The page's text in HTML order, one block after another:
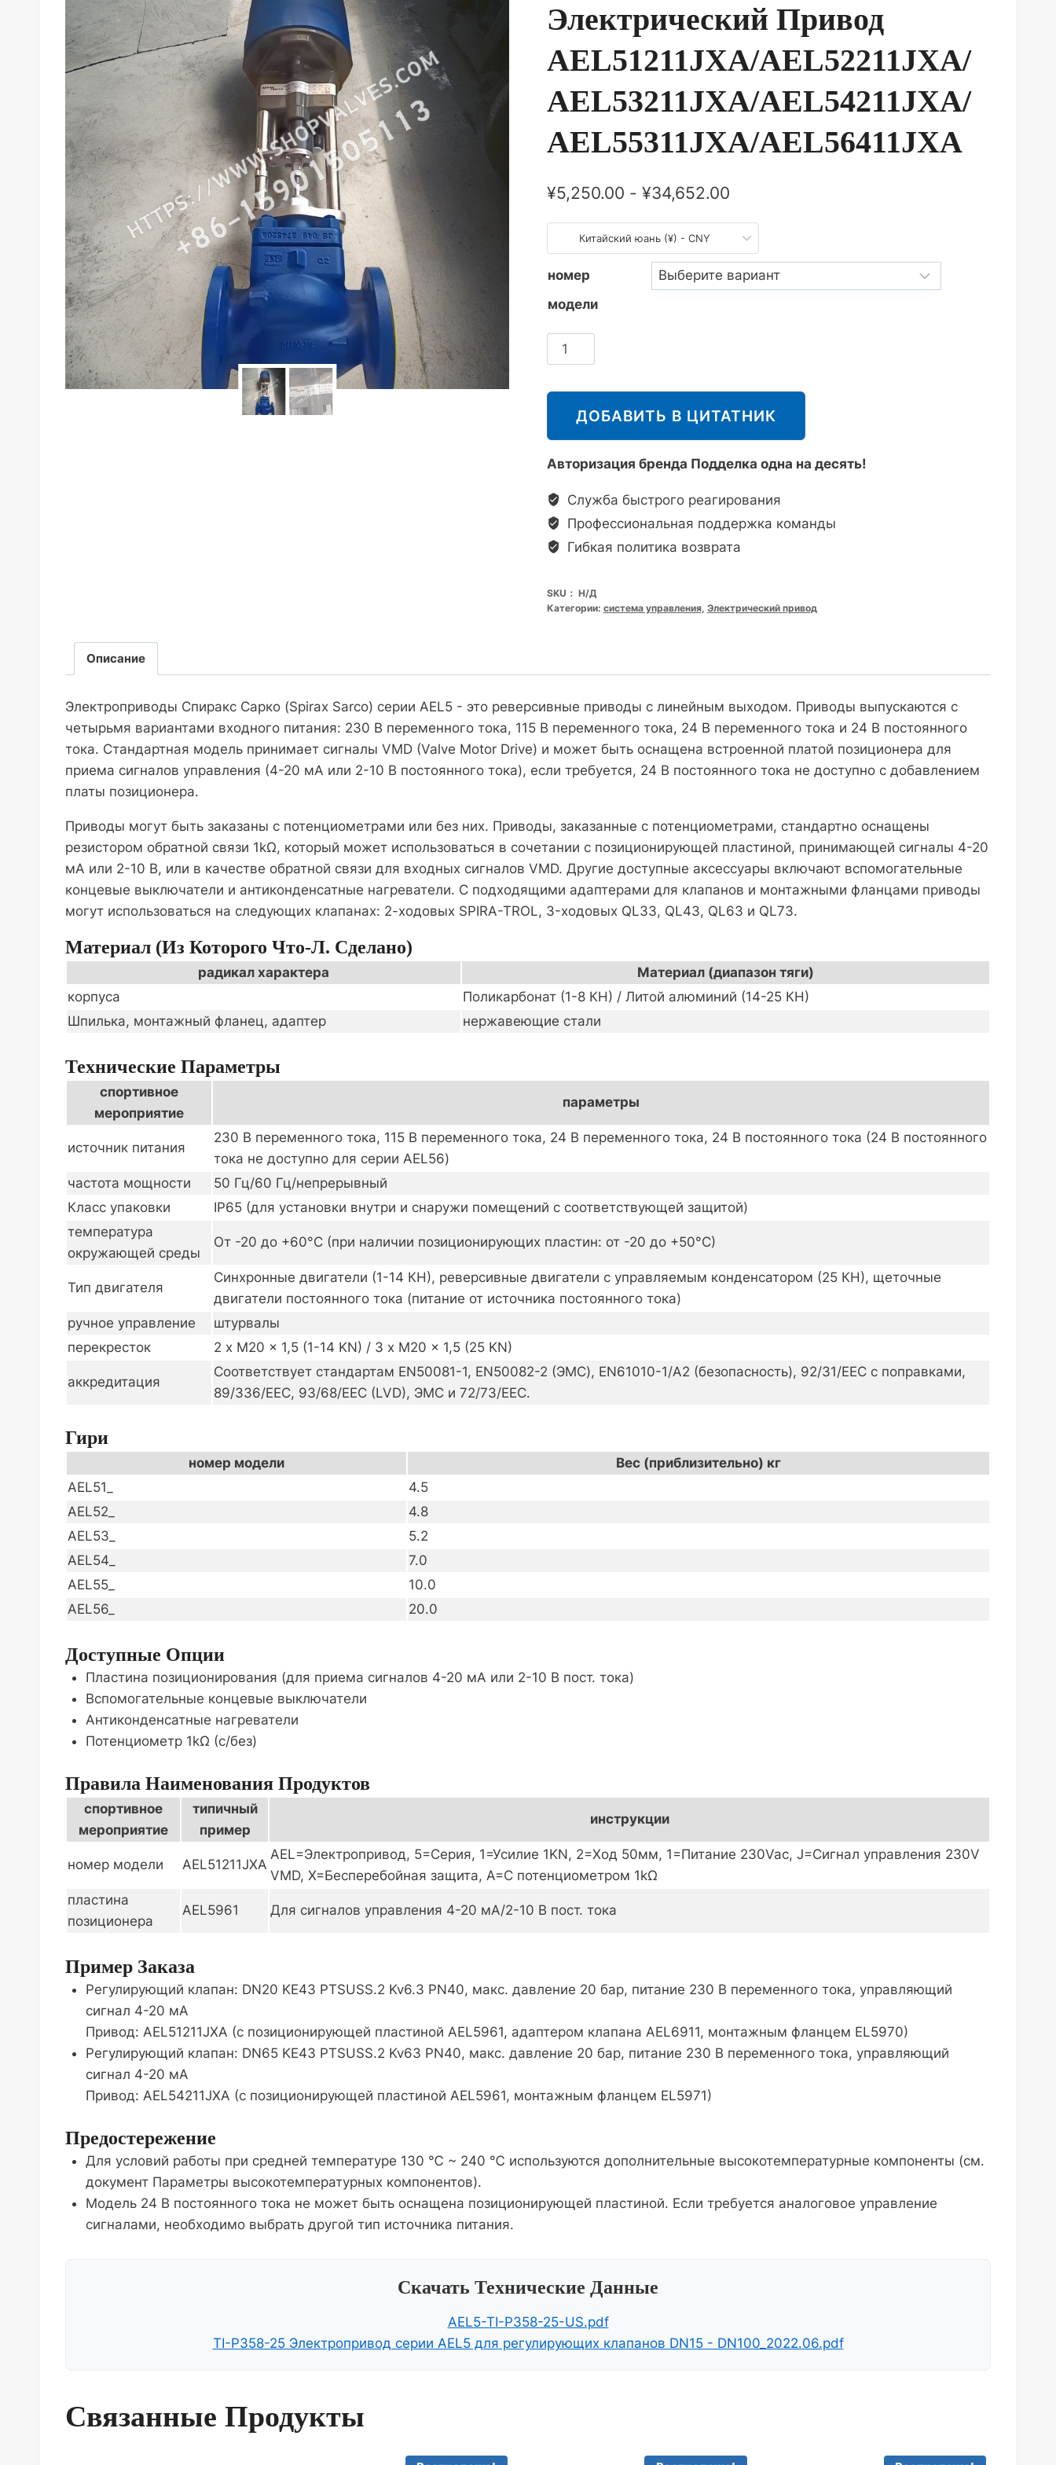
Электрический Привод
AEL51211JXA/AEL52211JXA/
AEL53211JXA/AEL54211JXA/
AEL55311JXA/AEL56411JXA
¥5,250.00 - ¥34,652.00
Китайский юань (¥) - CNY
номер
модели
派
Spirax
AEL5
电
动
执
行
AEL51211JXA/AEL52211JXA/AEL53211JXA/AEL54211JXA/AEL55311JXA/
ДОБАВИТЬ В ЦИТАТНИК
Авторизация бренда Подделка одна на десять!
Служба быстрого реагирования
Профессиональная поддержка команды
Гибкая политика возврата
SKU： Н/Д
Категории: система управления, Электрический привод
Описание
Электроприводы Спиракс Сарко (Spirax Sarco) серии AEL5 - это реверсивные приводы с линейным выходом. Приводы выпускаются с
четырьмя вариантами входного питания: 230 В переменного тока, 115 В переменного тока, 24 В переменного тока и 24 В постоянного
тока. Стандартная модель принимает сигналы VMD (Valve Motor Drive) и может быть оснащена встроенной платой позиционера для
приема сигналов управления (4-20 мА или 2-10 В постоянного тока), если требуется, 24 В постоянного тока не доступно с добавлением
платы позиционера.
Приводы могут быть заказаны с потенциометрами или без них. Приводы, заказанные с потенциометрами, стандартно оснащены
резистором обратной связи 1kΩ, который может использоваться в сочетании с позиционирующей пластиной, принимающей сигналы 4-20
мА или 2-10 В, или в качестве обратной связи для входных сигналов VMD. Другие доступные аксессуары включают вспомогательные
концевые выключатели и антиконденсатные нагреватели. С подходящими адаптерами для клапанов и монтажными фланцами приводы
могут использоваться на следующих клапанах: 2-ходовых SPIRA-TROL, 3-ходовых QL33, QL43, QL63 и QL73.
Материал (из Которого Что-Л. Сделано)
радикал характера
Материал (диапазон тяги)
корпуса
Поликарбонат (1-8 КН) / Литой алюминий (14-25 КН)
Шпилька, монтажный фланец, адаптер
нержавеющие стали
Технические Параметры
спортивное
мероприятие
параметры
источник питания
230 В переменного тока, 115 В переменного тока, 24 В переменного тока, 24 В постоянного тока (24 В постоянного
тока не доступно для серии AEL56)
частота мощности
50 Гц/60 Гц/непрерывный
Класс упаковки
IP65 (для установки внутри и снаружи помещений с соответствующей защитой)
температура
окружающей среды
От -20 до +60°C (при наличии позиционирующих пластин: от -20 до +50°C)
Тип двигателя
Синхронные двигатели (1-14 КН), реверсивные двигатели с управляемым конденсатором (25 КН), щеточные
двигатели постоянного тока (питание от источника постоянного тока)
ручное управление
штурвалы
перекресток
2 x M20 x 1,5 (1-14 KN) / 3 x M20 x 1,5 (25 KN)
аккредитация
Соответствует стандартам EN50081-1, EN50082-2 (ЭМС), EN61010-1/A2 (безопасность), 92/31/EEC с поправками,
89/336/EEC, 93/68/EEC (LVD), ЭМС и 72/73/EEC.
Гири
номер модели
Вес (приблизительно) кг
AEL51_
4.5
AEL52_
4.8
AEL53_
5.2
AEL54_
7.0
AEL55_
10.0
AEL56_
20.0
Доступные Опции
Пластина позиционирования (для приема сигналов 4-20 мА или 2-10 В пост. тока)
Вспомогательные концевые выключатели
Антиконденсатные нагреватели
Потенциометр 1kΩ (с/без)
Правила Наименования Продуктов
спортивное
мероприятие
типичный
пример
инструкции
номер модели AEL51211JXA
AEL=Электропривод, 5=Серия, 1=Усилие 1KN, 2=Ход 50мм, 1=Питание 230Vac, J=Сигнал управления 230V
VMD, X=Бесперебойная защита, A=С потенциометром 1kΩ
пластина
позиционера
AEL5961 Для сигналов управления 4-20 мА/2-10 В пост. тока
Пример Заказа
Регулирующий клапан: DN20 KE43 PTSUSS.2 Kv6.3 PN40, макс. давление 20 бар, питание 230 В переменного тока, управляющий
сигнал 4-20 мА
Привод: AEL51211JXA (с позиционирующей пластиной AEL5961, адаптером клапана AEL6911, монтажным фланцем EL5970)
Регулирующий клапан: DN65 KE43 PTSUSS.2 Kv63 PN40, макс. давление 20 бар, питание 230 В переменного тока, управляющий
сигнал 4-20 мА
Привод: AEL54211JXA (с позиционирующей пластиной AEL5961, монтажным фланцем EL5971)
Предостережение
Для условий работы при средней температуре 130 ℃ ~ 240 ℃ используются дополнительные высокотемпературные компоненты (см.
документ Параметры высокотемпературных компонентов).
Модель 24 В постоянного тока не может быть оснащена позиционирующей пластиной. Если требуется аналоговое управление
сигналами, необходимо выбрать другой тип источника питания.
Скачать Технические Данные
AEL5-TI-P358-25-US.pdf
TI-P358-25 Электропривод серии AEL5 для регулирующих клапанов DN15 - DN100_2022.06.pdf
Связанные Продукты